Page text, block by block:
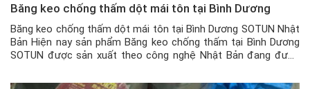
Băng keo chống thấm dột mái tôn tại Bình Dương
Băng keo chống thấm dột mái tôn tại Bình Dương SOTUN Nhật
Bản Hiện nay sản phẩm Băng keo chống thấm tại Bình Dương
SOTUN được sản xuất theo công nghệ Nhật Bản đang được
Dương nói riêng ưa chuộng và tin dùng, […]